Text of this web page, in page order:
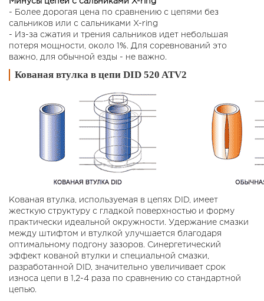
- Более дорогая цена по сравнению с цепями без
сальников или с сальниками X-ring
- Из-за сжатия и трения сальников идет небольшая
потеря мощности, около 1%. Для соревнований это
важно, для обычной езды - не важно.
Кованая втулка в цепи DID 520 ATV2
Кованая втулка, используемая в цепях DID, имеет
жесткую структуру с гладкой поверхностью и форму
практически идеальной окружности. Удержание смазки
между штифтом и втулкой улучшается благодаря
оптимальному подгону зазоров. Синергетический
эффект кованой втулки и специальной смазки,
разработанной DID, значительно увеличивает срок
износа цепи в 1,2-4 раза по сравнению со стандартной
цепью.